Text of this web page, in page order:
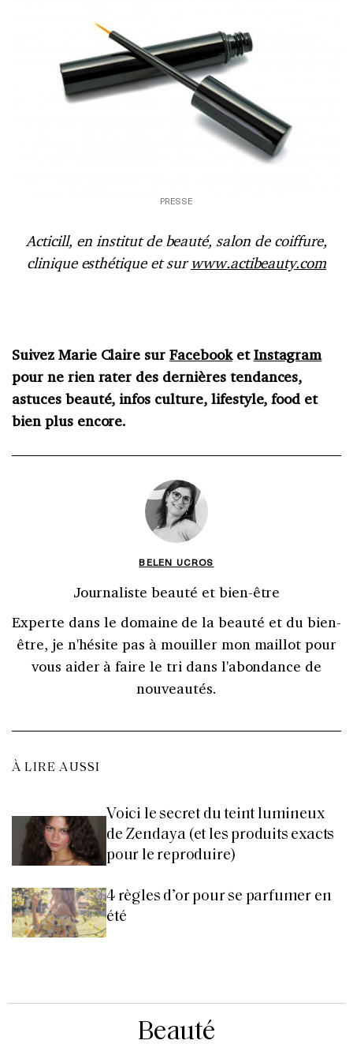
PRESSE
Acticill, en institut de beauté, salon de coiffure,
clinique esthétique et surwww.actibeauty.com
Suivez Marie Claire surFacebooketInstagram
pour ne rien rater des dernières tendances,
astuces beauté, infos culture, lifestyle, food et
bien plus encore.
BELEN UCROS
Journaliste beauté et bien-être
Experte dans le domaine de la beauté et du bien-
être, je n'hésite pas à mouiller mon maillot pour
vous aider à faire le tri dans l'abondance de
nouveautés.
À LIRE AUSSI
Voici le secret du teint lumineux
de Zendaya (et les produits exacts
pour le reproduire)
4 règles d’or pour se parfumer en
été
Beauté